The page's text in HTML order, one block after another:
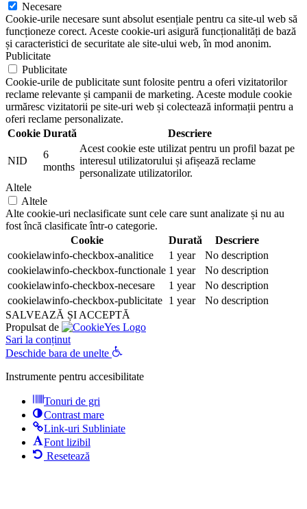
Necesare
Cookie-urile necesare sunt absolut esențiale pentru ca site-ul web să
funcționeze corect. Aceste cookie-uri asigură funcționalități de bază
și caracteristici de securitate ale site-ului web, în mod anonim.
Publicitate
Publicitate
Cookie-urile de publicitate sunt folosite pentru a oferi vizitatorilor
reclame relevante și campanii de marketing. Aceste module cookie
urmăresc vizitatorii pe site-uri web și colectează informații pentru a
oferi reclame personalizate.
Cookie Durată Descriere
NID
6
months
Acest cookie este utilizat pentru un profil bazat pe
interesul utilizatorului și afișează reclame
personalizate utilizatorilor.
Altele
Altele
Alte cookie-uri neclasificate sunt cele care sunt analizate și nu au
fost încă clasificate într-o categorie.
Cookie
Durată
Descriere
cookielawinfo-checkbox-analitice
1 year
No description
cookielawinfo-checkbox-functionale 1 year
No description
cookielawinfo-checkbox-necesare
1 year
No description
cookielawinfo-checkbox-publicitate 1 year
No description
SALVEAZĂ ȘI ACCEPTĂ
Propulsat de
Sari la conținut
Deschide bara de unelte
Instrumente pentru accesibilitate
Tonuri de gri
Contrast mare
Link-uri Subliniate
Font lizibil
Resetează